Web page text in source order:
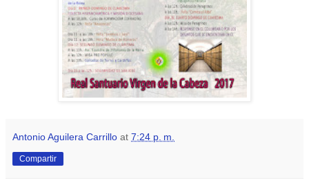
Antonio Aguilera Carrillo at 7:24 p. m.
Compartir